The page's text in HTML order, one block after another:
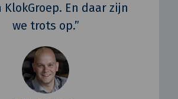
En daar zijn
we trots op.”